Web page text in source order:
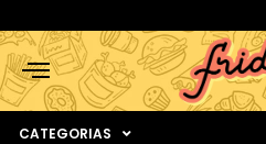
CATEGORIAS